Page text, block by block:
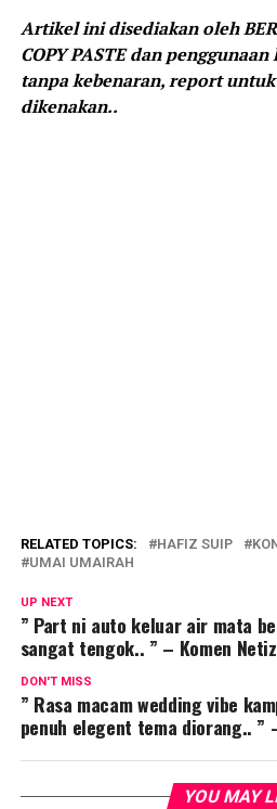
Artikel ini disediakan oleh
COPY PASTE dan
tanpa kebenaran, report
dikenakan..
RELATED TOPICS: HAFIZ SUIP
UMAI UMAIRAH
UP NEXT
” Part ni auto keluar air mata
sangat tengok.. ” – Komen
DON'T MISS
” Rasa macam wedding vibe
penuh elegent tema diorang.. ”
YOU MAY